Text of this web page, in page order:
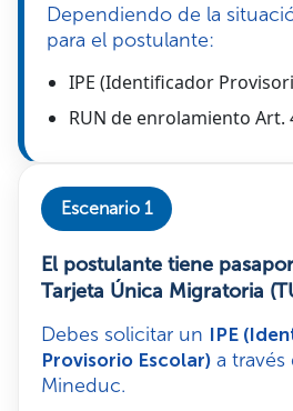
Dependiendo de la
para el postulante:
IPE (Identificador
RUN de enrolamiento Art.
Escenario 1
El postulante tiene
Tarjeta Única Migratoria
Debes solicitar un IPE
Provisorio Escolar) a través
Mineduc.